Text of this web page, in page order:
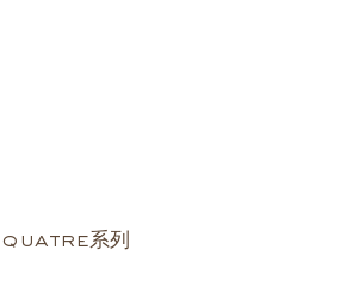
quatre系列